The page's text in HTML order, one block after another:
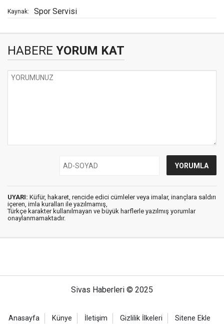
Kaynak: Spor Servisi
HABERE YORUM KAT
UYARI: Küfür, hakaret, rencide edici cümleler veya imalar, inançlara saldırı
içeren, imla kuralları ile yazılmamış,
Türkçe karakter kullanılmayan ve büyük harflerle yazılmış yorumlar
onaylanmamaktadır.
Sivas Haberleri © 2025
Anasayfa Künye İletişim Gizlilik İlkeleri Sitene Ekle